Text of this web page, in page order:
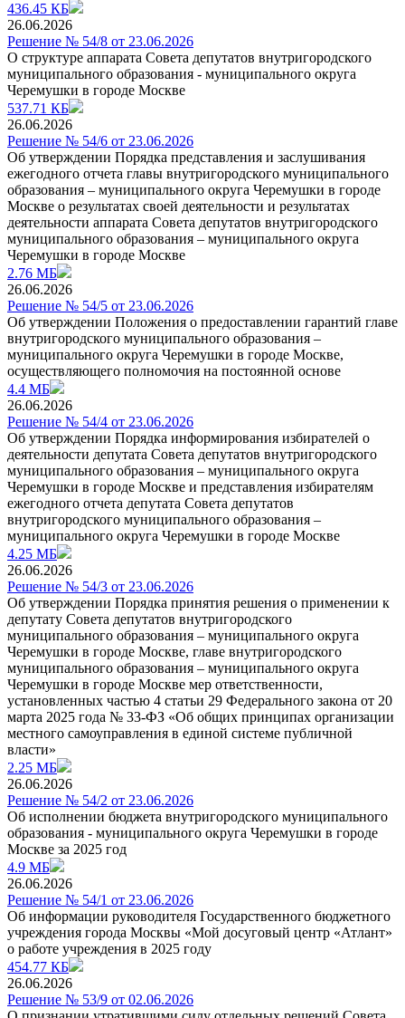
436.45 КБ
26.06.2026
Решение № 54/8 от 23.06.2026
О структуре аппарата Совета депутатов внутригородского
муниципального образования - муниципального округа
Черемушки в городе Москве
537.71 КБ
26.06.2026
Решение № 54/6 от 23.06.2026
Об утверждении Порядка представления и заслушивания
ежегодного отчета главы внутригородского муниципального
образования – муниципального округа Черемушки в городе
Москве о результатах своей деятельности и результатах
деятельности аппарата Совета депутатов внутригородского
муниципального образования – муниципального округа
Черемушки в городе Москве
2.76 МБ
26.06.2026
Решение № 54/5 от 23.06.2026
Об утверждении Положения о предоставлении гарантий главе
внутригородского муниципального образования –
муниципального округа Черемушки в городе Москве,
осуществляющего полномочия на постоянной основе
4.4 МБ
26.06.2026
Решение № 54/4 от 23.06.2026
Об утверждении Порядка информирования избирателей о
деятельности депутата Совета депутатов внутригородского
муниципального образования – муниципального округа
Черемушки в городе Москве и представления избирателям
ежегодного отчета депутата Совета депутатов
внутригородского муниципального образования –
муниципального округа Черемушки в городе Москве
4.25 МБ
26.06.2026
Решение № 54/3 от 23.06.2026
Об утверждении Порядка принятия решения о применении к
депутату Совета депутатов внутригородского
муниципального образования – муниципального округа
Черемушки в городе Москве, главе внутригородского
муниципального образования – муниципального округа
Черемушки в городе Москве мер ответственности,
установленных частью 4 статьи 29 Федерального закона от 20
марта 2025 года № 33-ФЗ «Об общих принципах организации
местного самоуправления в единой системе публичной
власти»
2.25 МБ
26.06.2026
Решение № 54/2 от 23.06.2026
Об исполнении бюджета внутригородского муниципального
образования - муниципального округа Черемушки в городе
Москве за 2025 год
4.9 МБ
26.06.2026
Решение № 54/1 от 23.06.2026
Об информации руководителя Государственного бюджетного
учреждения города Москвы «Мой досуговый центр «Атлант»
о работе учреждения в 2025 году
454.77 КБ
26.06.2026
Решение № 53/9 от 02.06.2026